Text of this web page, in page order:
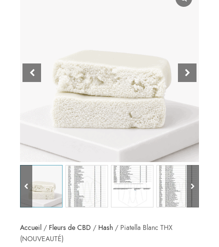
Accueil / Fleurs de CBD / Hash / Piatella Blanc THX
(NOUVEAUTÉ)